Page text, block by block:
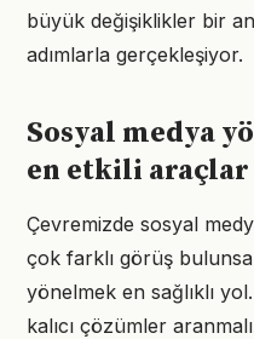
büyük değişiklikler bir
adımlarla gerçekleşiyor.
Sosyal medya
en etkili
Çevremizde sosyal
çok farklı görüş bulunsa
yönelmek en sağlıklı
kalıcı çözümler